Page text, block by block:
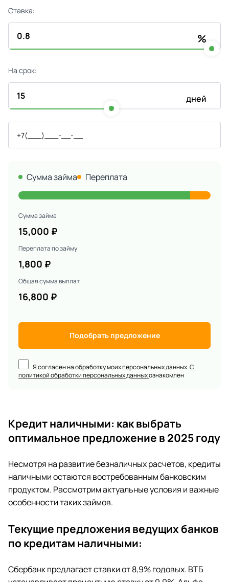
Ставка:
%
На срок:
дней
Сумма займа Переплата
Сумма займа
15,000 ₽
Переплата по займу
1,800 ₽
Общая сумма выплат
16,800 ₽
Подобрать предложение
Я согласен на обработку моих персональных данных. С
политикой обработки персональных данныхознакомлен
Кредит наличными: как выбрать
оптимальное предложение в 2025 году
Несмотря на развитие безналичных расчетов, кредиты
наличными остаются востребованным банковским
продуктом. Рассмотрим актуальные условия и важные
особенности таких займов.
Текущие предложения ведущих банков
по кредитам наличными:
Сбербанк предлагает ставки от 8,9% годовых. ВТБ